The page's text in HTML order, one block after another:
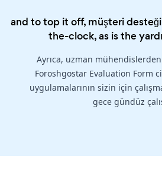
and to top it off, müşteri
the-clock, as is the
Ayrıca, uzman
Foroshgostar Evaluation Form
uygulamalarının sizin için
gece gündüz